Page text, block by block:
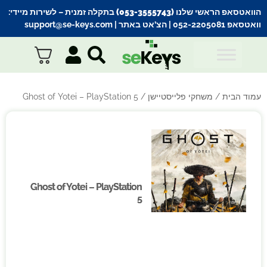
הוואטסאפ הראשי שלנו (053-3555743) בתקלה זמנית
– לשירות מיידי:
וואטסאפ 052-2205081
| הצ’אט באתר | support@se-keys.com
עמוד הבית / משחקי פלייסטיישן / Ghost of Yotei – PlayStation 5
Ghost of Yotei – PlayStation
5
Ghost of Yotei – PlayStation
5